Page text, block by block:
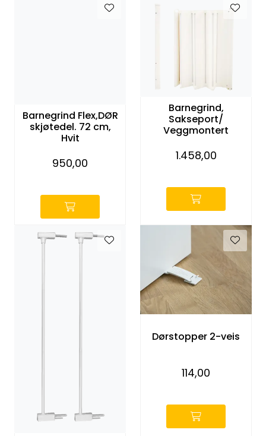
Barnegrind Flex,DØR
skjøtedel. 72 cm,
Hvit
950,00
Barnegrind,
Sakseport/
Veggmontert
1.458,00
Dørstopper 2-veis
114,00